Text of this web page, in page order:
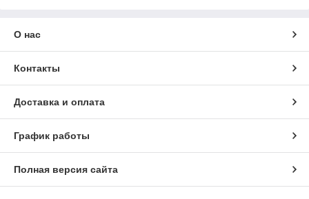
О нас
Контакты
Доставка и оплата
График работы
Полная версия сайта